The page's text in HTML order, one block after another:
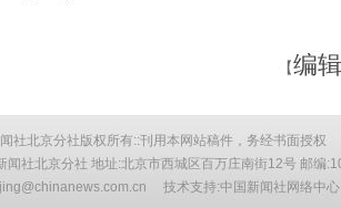
【编
社北京分社版权所有::刊用本网站稿件，务经书面授权
闻社北京分社 地址:北京市西城区百万庄南街12号 邮编
技术支持:中国新闻社网络中心